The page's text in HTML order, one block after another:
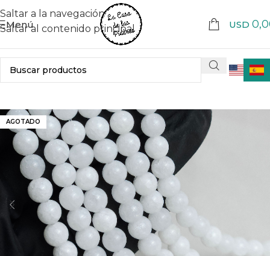
Saltar a la navegación
Saltar al contenido principal
Menú USD
AGOTADO